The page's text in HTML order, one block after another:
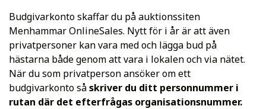
Budgivarkonto skaffar du på auktionssiten
Menhammar OnlineSales. Nytt för i år är att även
privatpersoner kan vara med och lägga bud på
hästarna både genom att vara i lokalen och via nätet.
När du som privatperson ansöker om ett
budgivarkonto såskriver du ditt personnummer i
rutan där det efterfrågas organisationsnummer.